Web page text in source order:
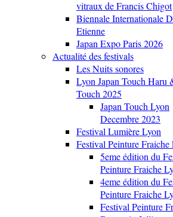
vitraux de Francis Chigot
Biennale Internationale
Etienne
Japan Expo Paris 2026
Actualité des festivals
Les Nuits sonores
Lyon Japan Touch Haru
Touch 2025
Japan Touch Lyon
Decembre 2023
Festival Lumière Lyon
Festival Peinture Fraiche
5eme édition du
Peinture Fraiche
4eme édition du
Peinture Fraiche
Festival Peinture